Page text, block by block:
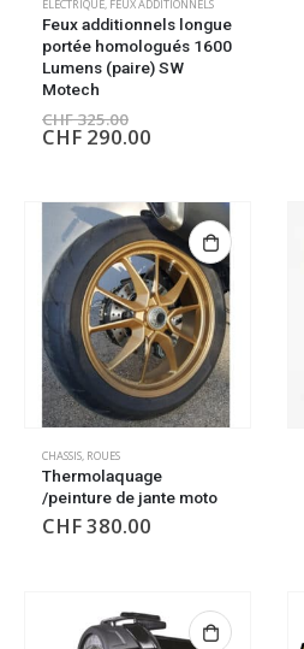
ELECTRIQUE, FEUX ADDITIONNELS
Feux additionnels longue
portée homologués 1600
Lumens (paire) SW
Motech
CHF325.00
CHF 290.00
CHASSIS, ROUES
Thermolaquage
/peinture de jante moto
CHF380.00